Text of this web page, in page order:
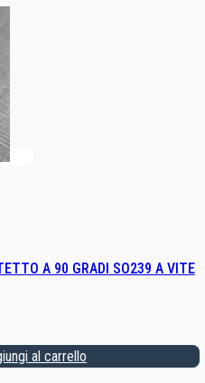
A 90 GRADI SO239 A VITE
al carrello